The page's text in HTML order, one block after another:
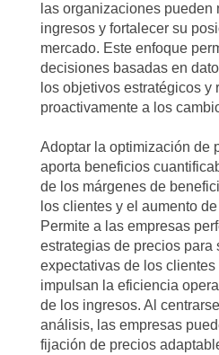
las organizaciones pueden
ingresos y fortalecer su
mercado. Este enfoque
decisiones basadas en
los objetivos estratégicos y
proactivamente a los
Adoptar la optimización de
aporta beneficios
de los márgenes de
los clientes y el aumento
Permite a las empresas
estrategias de precios para
expectativas de los
impulsan la eficiencia
de los ingresos. Al
análisis, las empresas
fijación de precios